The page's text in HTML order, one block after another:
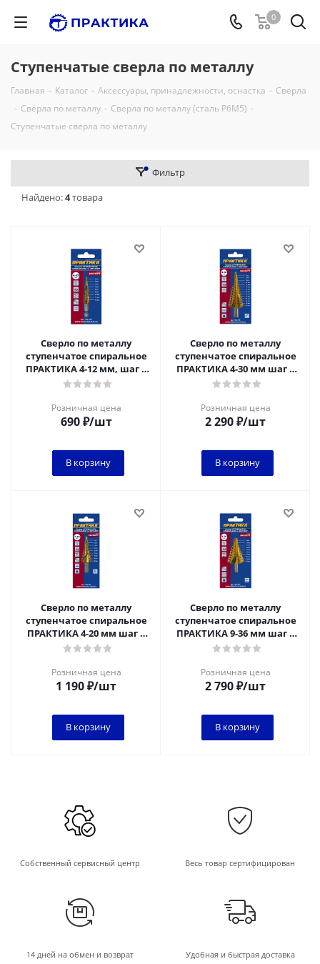
0
Ступенчатые сверла по металлу
Главная - Каталог - Аксессуары, принадлежности, оснастка - Сверла
- Сверла по металлу - Сверла по металлу (сталь Р6М5) -
Ступенчатые сверла по металлу
Фильтр
Найдено:4товара
Сверло по металлу
ступенчатое спиральное
ПРАКТИКА 4-12 мм, шаг 1
мм, хвост 1/4",
Розничная цена
690₽/шт
В корзину
Сверло по металлу
ступенчатое спиральное
ПРАКТИКА 4-30 мм шаг 2
мм, хвост 1/4",
Розничная цена
2 290₽/шт
В корзину
Сверло по металлу
ступенчатое спиральное
ПРАКТИКА 4-20 мм шаг 2
мм, хвост 1/4",
Розничная цена
1 190₽/шт
В корзину
Сверло по металлу
ступенчатое спиральное
ПРАКТИКА 9-36 мм шаг 3
мм, хвост 1/4",
Розничная цена
2 790₽/шт
В корзину
Собственный сервисный центр Весь товар сертифицирован
14 дней на обмен и возврат Удобная и быстрая доставка